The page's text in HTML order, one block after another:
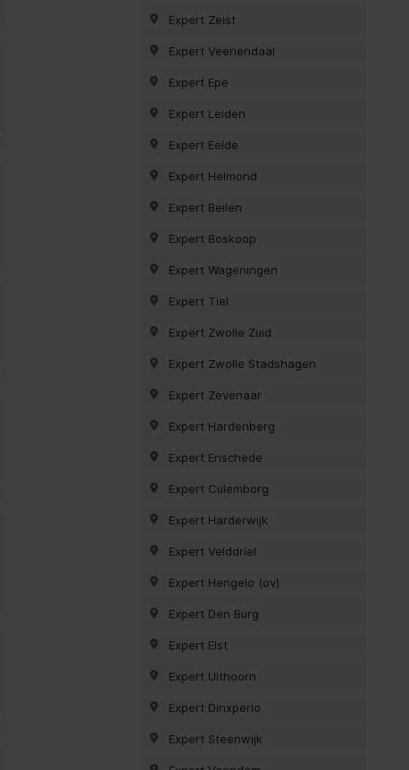
Expert Zeist
Expert Veenendaal
Expert Epe
Expert Leiden
Expert Eelde
Expert Helmond
Expert Beilen
Expert Boskoop
Expert Wageningen
Expert Tiel
Expert Zwolle Zuid
Expert Zwolle Stadshagen
Expert Zevenaar
Expert Hardenberg
Expert Enschede
Expert Culemborg
Expert Harderwijk
Expert Velddriel
Expert Hengelo (ov)
Expert Den Burg
Expert Elst
Expert Uithoorn
Expert Dinxperlo
Expert Steenwijk